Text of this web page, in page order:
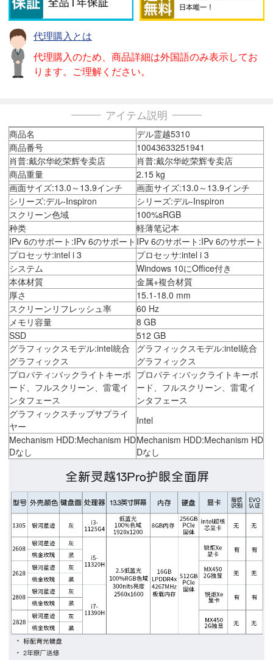
代理購入とは
代理購入のため、商品詳細は外国語のみ表示してお
ります。ご理解ください。
アイテム説明
商品名
デル霊越5310
商品番号
10043633251941
肖普:戴尔华屹荣辉专卖店
肖普:戴尔华屹荣辉专卖店
商品重量
2.15 kg
画面サイズ:13.0～13.9インチ
画面サイズ:13.0～13.9インチ
シリーズ:デル-Inspiron
シリーズ:デル-Inspiron
スクリーン色域
100%sRGB
种类
軽薄笔记本
IPv 6のサポート:IPv 6のサポート IPv 6のサポート:IPv 6のサポート
プロセッサ:intel i 3
プロセッサ:intel i 3
システム
Windows 10にOffice付き
本体材質
金属+複合材質
厚さ
15.1-18.0 mm
スクリーンリフレッシュ率
60 Hz
メモリ容量
8 GB
SSD
512 GB
グラフィックスモデル:intel統合
グラフィックス
グラフィックスモデル:intel統合
グラフィックス
プロパティ:バックライトキーボ
ード、フルスクリーン、雷電イ
ンタフェース
プロパティ:バックライトキーボ
ード、フルスクリーン、雷電イ
ンタフェース
グラフィックスチップサプライ
ヤー
Intel
Mechanism HDD:Mechanism HD
Dなし
Mechanism HDD:Mechanism HD
Dなし